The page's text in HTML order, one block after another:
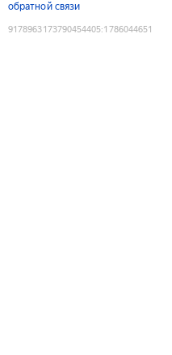
обратной связи
9178963173790454405:1786044651